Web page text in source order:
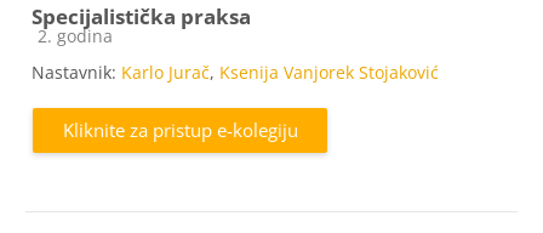
Specijalistička praksa
Kategorija e-kolegija
2. godina
Nastavnik: Karlo Jurač, Ksenija Vanjorek Stojaković
Kliknite za pristup e-kolegiju